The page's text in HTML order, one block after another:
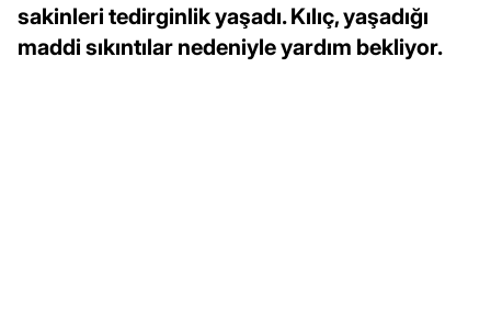
sakinleri tedirginlik yaşadı. Kılıç, yaşadığı
maddi sıkıntılar nedeniyle yardım bekliyor.